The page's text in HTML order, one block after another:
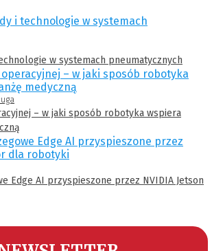
w systemach pneumatycznych
– w jaki sposób robotyka wspiera
Edge AI przyspieszone przez NVIDIA Jetson